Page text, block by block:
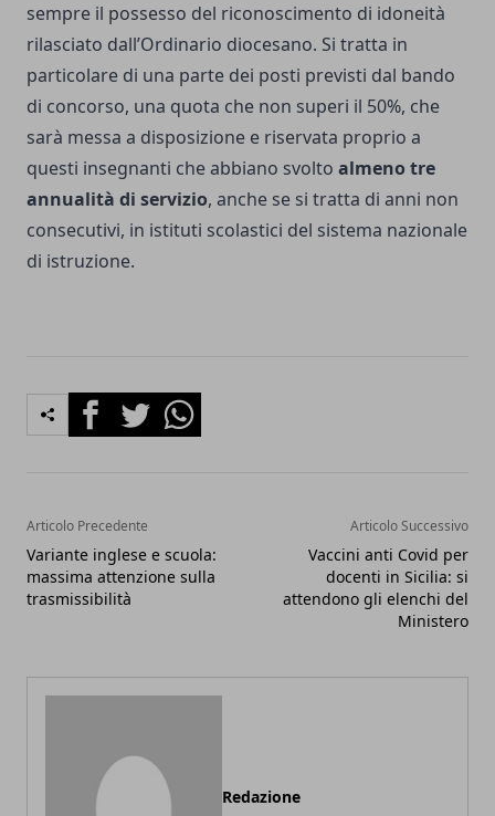
sempre il possesso del riconoscimento di idoneità
rilasciato dall’Ordinario diocesano. Si tratta in
particolare di una parte dei posti previsti dal bando
di concorso, una quota che non superi il 50%, che
sarà messa a disposizione e riservata proprio a
questi insegnanti che abbiano svolto almeno tre
annualità di servizio, anche se si tratta di anni non
consecutivi, in istituti scolastici del sistema nazionale
di istruzione.
FacebookTwitterWhatsapp
Articolo Precedente
Variante inglese e scuola:
massima attenzione sulla
trasmissibilità
Articolo Successivo
Vaccini anti Covid per
docenti in Sicilia: si
attendono gli elenchi del
Ministero
Redazione